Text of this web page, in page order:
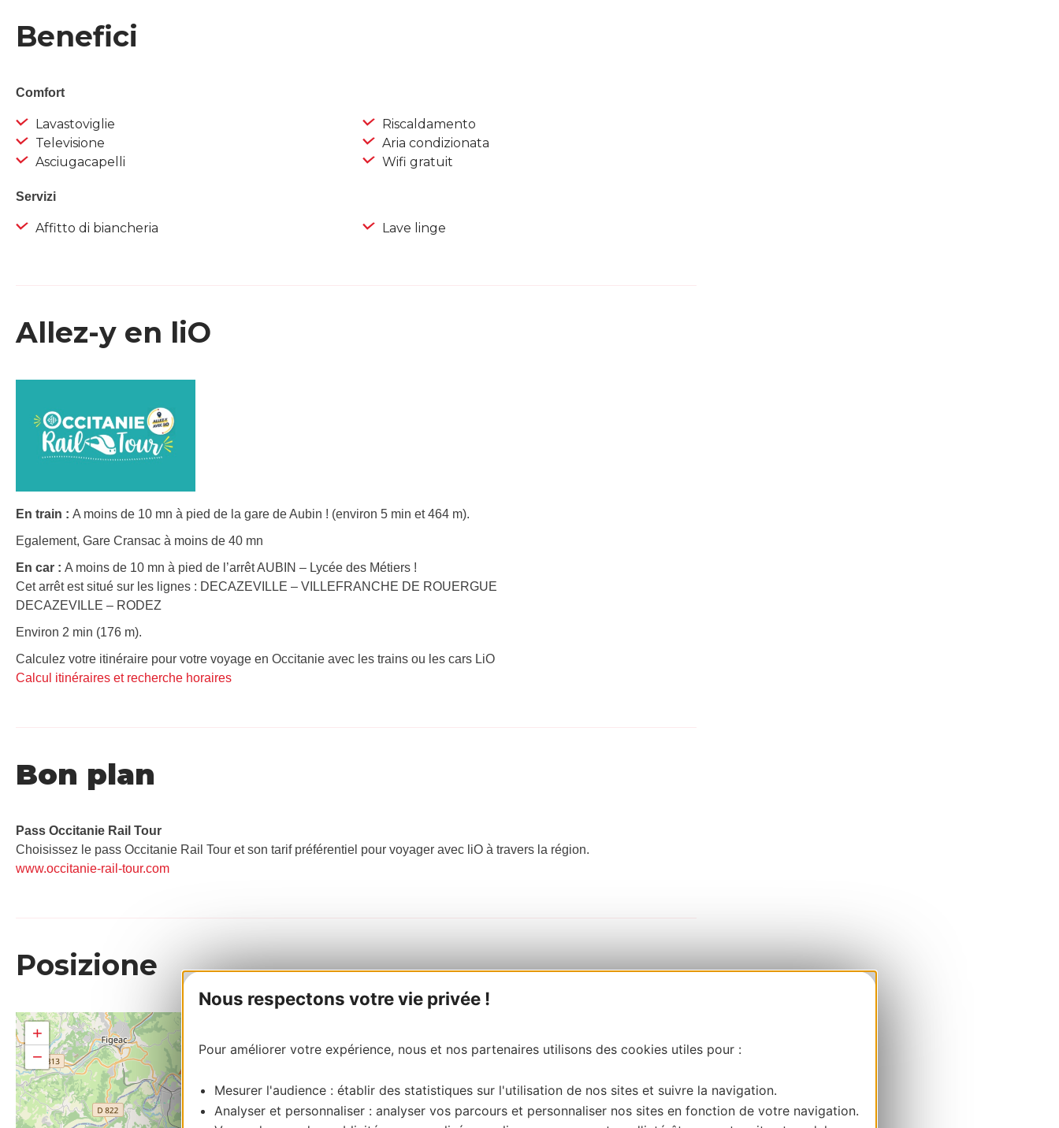
Nous respectons votre vie privée !
Pour améliorer votre expérience, nous et nos partenaires utilisons des cookies utiles pour :
Mesurer l'audience : établir des statistiques sur l'utilisation de nos sites et suivre la navigation.
Analyser et personnaliser : analyser vos parcours et personnaliser nos sites en fonction de votre navigation.
Benefici
Comfort
Lavastoviglie
Televisione
Asciugacapelli
Riscaldamento
Aria condizionata
Wifi gratuit
Servizi
Affitto di biancheria Lave linge
Allez-y en liO
En train : A moins de 10 mn à pied de la gare de Aubin ! (environ 5 min et 464 m).
Egalement, Gare Cransac à moins de 40 mn
En car : A moins de 10 mn à pied de l’arrêt AUBIN – Lycée des Métiers !
Cet arrêt est situé sur les lignes : DECAZEVILLE – VILLEFRANCHE DE ROUERGUE
DECAZEVILLE – RODEZ
Environ 2 min (176 m).
Calculez votre itinéraire pour votre voyage en Occitanie avec les trains ou les cars LiO
Calcul itinéraires et recherche horaires
Bon plan
Pass Occitanie Rail Tour​
Choisissez le pass Occitanie Rail Tour et son tarif préférentiel pour voyager avec liO à travers la région.
www.occitanie-rail-tour.com
Posizione
+
−